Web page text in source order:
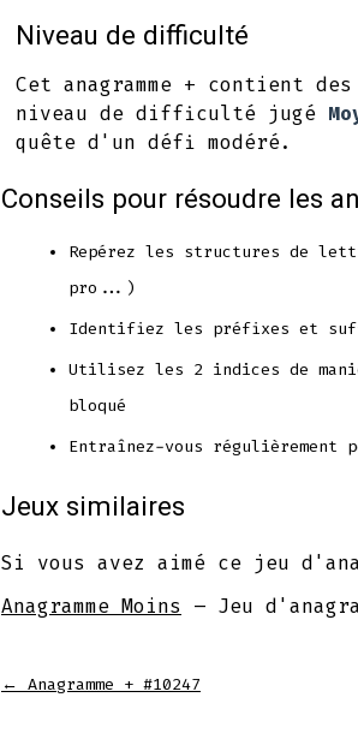
Niveau de difficulté
Cet anagramme + contient
niveau de difficulté jugé
quête d'un défi modéré.
Conseils pour résoudre les
Repérez les structures de
pro...)
Identifiez les préfixes et
Utilisez les 2 indices de
bloqué
Entraînez-vous
Jeux similaires
Si vous avez aimé ce jeu
Anagramme Moins – Jeu
← Anagramme + #10247